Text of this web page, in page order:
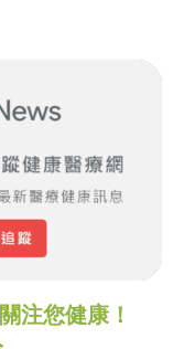
注您健康！